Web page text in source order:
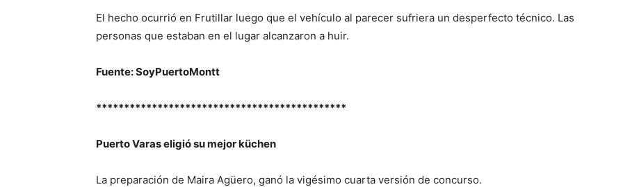
El hecho ocurrió en Frutillar luego que el vehículo al parecer sufriera un desperfecto técnico. Las
personas que estaban en el lugar alcanzaron a huir.
Fuente: SoyPuertoMontt
*********************************************
Puerto Varas eligió su mejor küchen
La preparación de Maira Agüero, ganó la vigésimo cuarta versión de concurso.